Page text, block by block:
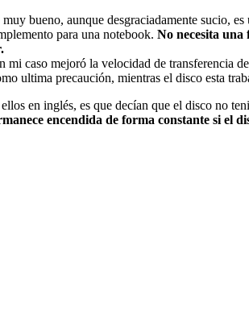
bueno, aunque desgraciadamente sucio,
para una notebook. No necesita una
mi caso mejoró la velocidad de transferencia
ultima precaución, mientras el disco esta
en inglés, es que decían que el disco no
encendida de forma constante si el